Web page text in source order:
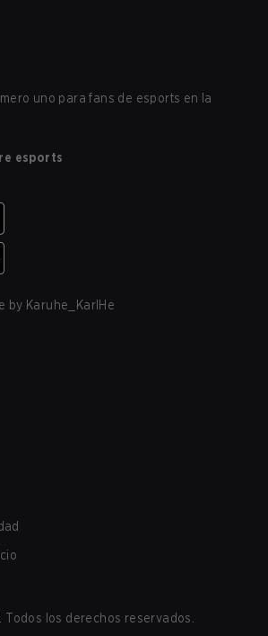
uno para fans de esports en la
esports
by Karuhe_KarlHe
Todos los derechos reservados.